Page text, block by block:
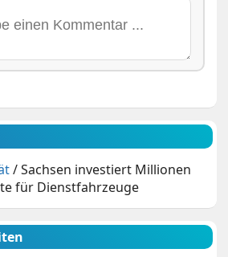
/Sachsen investiert Millionen
für Dienstfahrzeuge